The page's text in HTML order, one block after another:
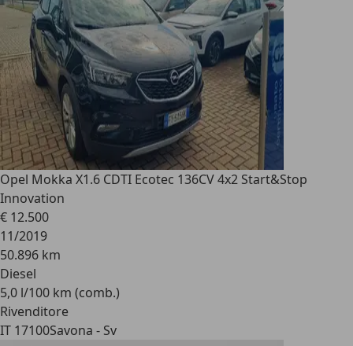
Opel Mokka X1.6 CDTI Ecotec 136CV 4x2 Start&Stop
Innovation
€ 12.500
11/2019
50.896 km
Diesel
5,0 l/100 km (comb.)
Rivenditore
IT 17100Savona - Sv